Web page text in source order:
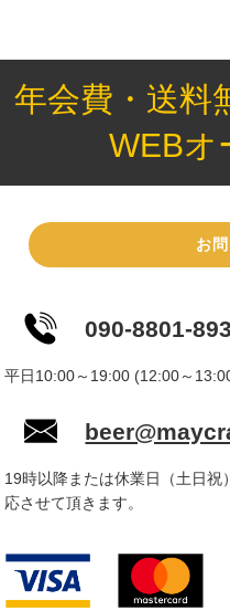
年会費・送料
WEBオ
お
090-8801-
平日10:00～19:00 (12:00～
19時以降または休業日（土日
応させて頂きます。